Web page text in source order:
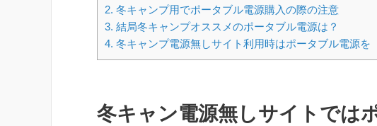
2. 冬キャンプ用でポータブル電源購入の際の注意
3. 結局冬キャンプオススメのポータブル電源は？
4. 冬キャンプ電源無しサイト利用時はポータブル電源を
冬キャン電源無しサイトでは